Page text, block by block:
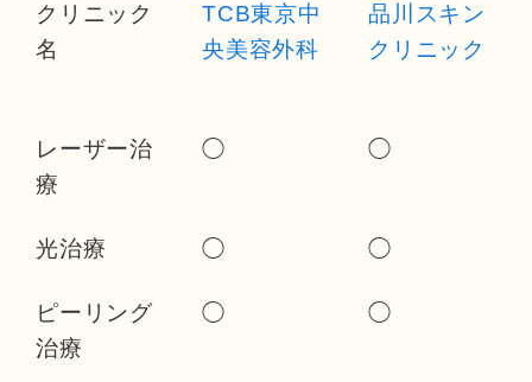
クリニック
名
TCB東京中
央美容外科
品川スキン
クリニック
レーザー治
療
◯ ◯
光治療 ◯ ◯
ピーリング
治療
◯ ◯